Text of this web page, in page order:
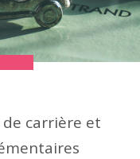
carrière et